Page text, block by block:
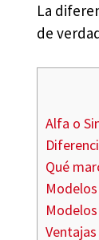
La
de
Alfa o
Qué